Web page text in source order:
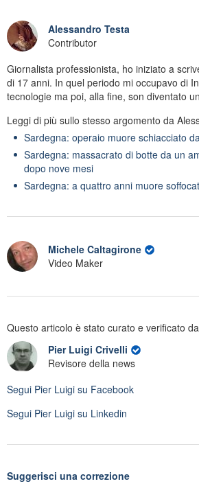
Alessandro Testa
Contributor
Giornalista professionista, ho iniziato a
di 17 anni. In quel periodo mi occupavo di
tecnologie ma poi, alla fine, son diventato
Leggi di più sullo stesso argomento da
Sardegna: operaio muore schiacciato
Sardegna: massacrato di botte da un
dopo nove mesi
Sardegna: a quattro anni muore
Michele Caltagirone
Video Maker
Questo articolo è stato curato e verificato da
Pier Luigi Crivelli
Revisore della news
Segui Pier Luigi su Facebook
Segui Pier Luigi su Linkedin
Suggerisci una correzione